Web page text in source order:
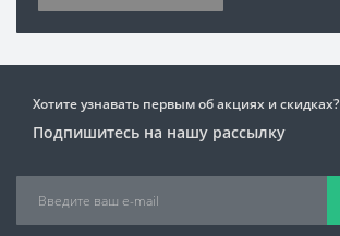
Хотите узнавать первым об акциях и скидках?
Подпишитесь на нашу рассылку